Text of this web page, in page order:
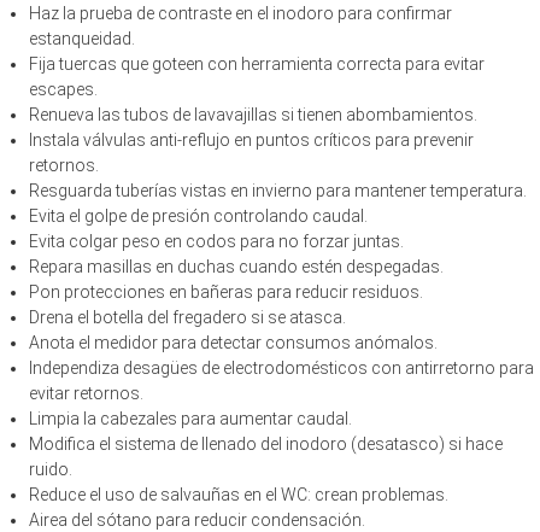
Haz la prueba de contraste en el inodoro para confirmar
estanqueidad.
Fija tuercas que goteen con herramienta correcta para evitar
escapes.
Renueva las tubos de lavavajillas si tienen abombamientos.
Instala válvulas anti-reflujo en puntos críticos para prevenir
retornos.
Resguarda tuberías vistas en invierno para mantener temperatura.
Evita el golpe de presión controlando caudal.
Evita colgar peso en codos para no forzar juntas.
Repara masillas en duchas cuando estén despegadas.
Pon protecciones en bañeras para reducir residuos.
Drena el botella del fregadero si se atasca.
Anota el medidor para detectar consumos anómalos.
Independiza desagües de electrodomésticos con antirretorno para
evitar retornos.
Limpia la cabezales para aumentar caudal.
Modifica el sistema de llenado del inodoro (desatasco) si hace
ruido.
Reduce el uso de salvauñas en el WC: crean problemas.
Airea del sótano para reducir condensación.